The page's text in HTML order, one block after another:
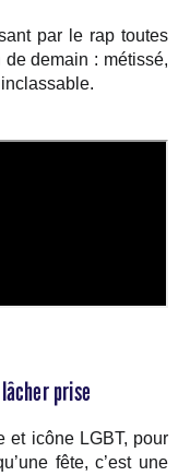
par le rap toutes
demain : métissé,
prise
et icône LGBT, pour
fête, c’est une